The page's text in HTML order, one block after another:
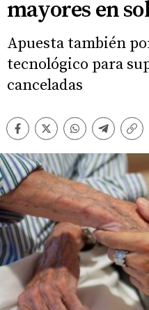
mayores en
Apuesta también
tecnológico para
canceladas
Facebook
TwitterWhatsapp
Comentarios